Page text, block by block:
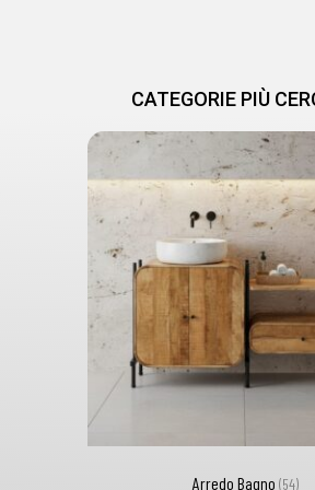
CATEGORIE PIÙ
Arredo Bagno (54)